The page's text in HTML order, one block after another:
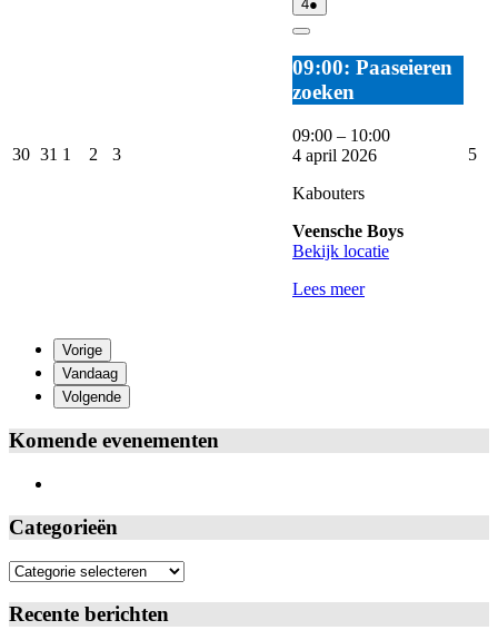
2026
303031 311 2 33
4
april
2026
●
evenement)
Close
09:00: Paaseieren
zoeken
09:00 – 10:00
4 april 2026
Kabouters
Veensche Boys
Bekijk locatie
Lees meer
55
Vorige
Vandaag
Volgende
Komende evenementen
Categorieën
Categorieën
Recente berichten